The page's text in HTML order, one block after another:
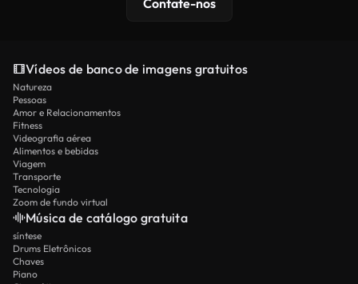
Contate-nos
Vídeos de banco de imagens gratuitos
Natureza
Pessoas
Amor e Relacionamentos
Fitness
Videografia aérea
Alimentos e bebidas
Viagem
Transporte
Tecnologia
Zoom de fundo virtual
Música de catálogo gratuita
síntese
Drums Eletrônicos
Chaves
Piano